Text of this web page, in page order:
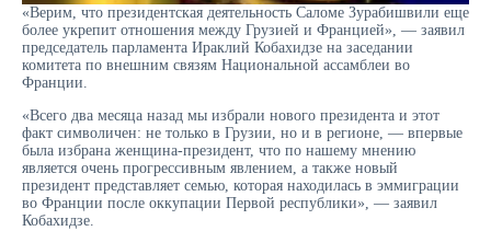
«Верим, что президентская деятельность Саломе Зурабишвили еще
более укрепит отношения между Грузией и Францией», — заявил
председатель парламента Ираклий Кобахидзе на заседании
комитета по внешним связям Национальной ассамблеи во
Франции.
«Всего два месяца назад мы избрали нового президента и этот
факт символичен: не только в Грузии, но и в регионе, — впервые
была избрана женщина-президент, что по нашему мнению
является очень прогрессивным явлением, а также новый
президент представляет семью, которая находилась в эммиграции
во Франции после оккупации Первой республики», — заявил
Кобахидзе.